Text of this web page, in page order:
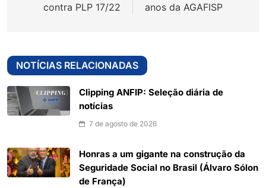
contra PLP 17/22
anos da AGAFISP
NOTÍCIAS RELACIONADAS
Clipping ANFIP: Seleção diária de
notícias
7 de agosto de 2026
Honras a um gigante na construção da
Seguridade Social no Brasil (Álvaro Sólon
de França)